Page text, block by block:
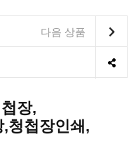
다음 상품
장,
청첩장인쇄,